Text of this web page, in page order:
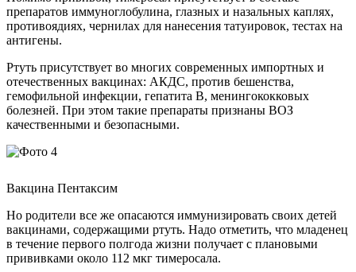
препаратов иммуноглобулина, глазных и назальных каплях,
противоядиях, чернилах для нанесения татуировок, тестах на
антигены.
Ртуть присутствует во многих современных импортных и
отечественных вакцинах: АКДС, против бешенства,
гемофильной инфекции, гепатита В, менингококковых
болезней. При этом такие препараты признаны ВОЗ
качественными и безопасными.
Вакцина Пентаксим
Но родители все же опасаются иммунизировать своих детей
вакцинами, содержащими ртуть. Надо отметить, что младенец
в течение первого полгода жизни получает с плановыми
прививками около 112 мкг тимеросала.